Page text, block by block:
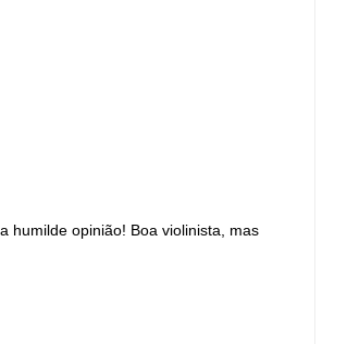
humilde opinião! Boa violinista, mas